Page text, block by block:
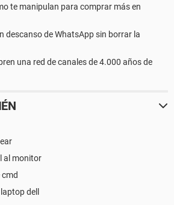
te manipulan para comprar más en
descanso de WhatsApp sin borrar la
una red de canales de 4.000 años de
al monitor
dell